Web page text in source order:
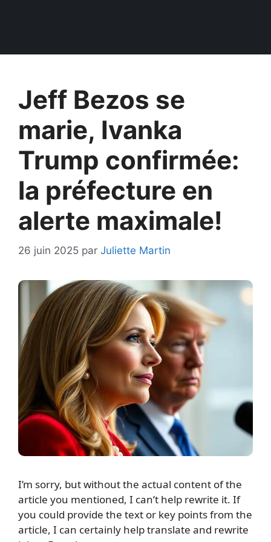
Jeff Bezos se
marie, Ivanka
Trump confirmée:
la préfecture en
alerte maximale!
26 juin 2025 par Juliette Martin
I’m sorry, but without the actual content of the
article you mentioned, I can’t help rewrite it. If
you could provide the text or key points from the
article, I can certainly help translate and rewrite